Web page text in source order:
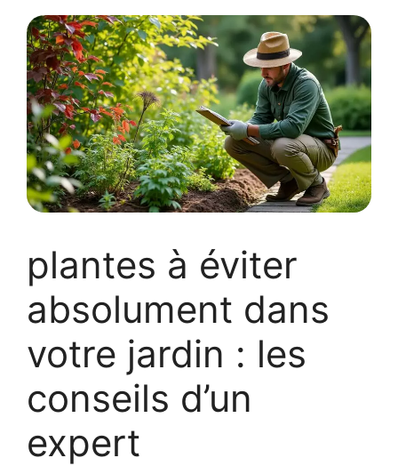
plantes à éviter
absolument dans
votre jardin : les
conseils d’un
expert